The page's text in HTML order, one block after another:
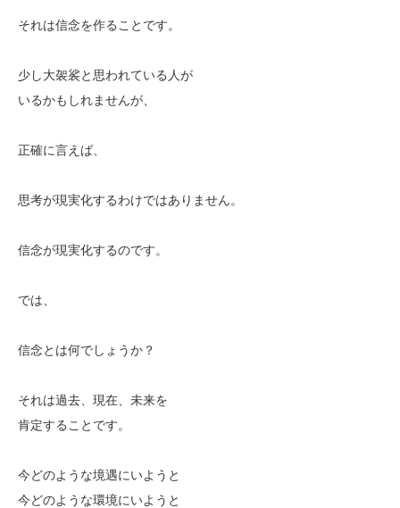
それは信念を作ることです。
少し大袈裟と思われている人が
いるかもしれませんが、
正確に言えば、
思考が現実化するわけではありません。
信念が現実化するのです。
では、
信念とは何でしょうか？
それは過去、現在、未来を
肯定することです。
今どのような境遇にいようと
今どのような環境にいようと